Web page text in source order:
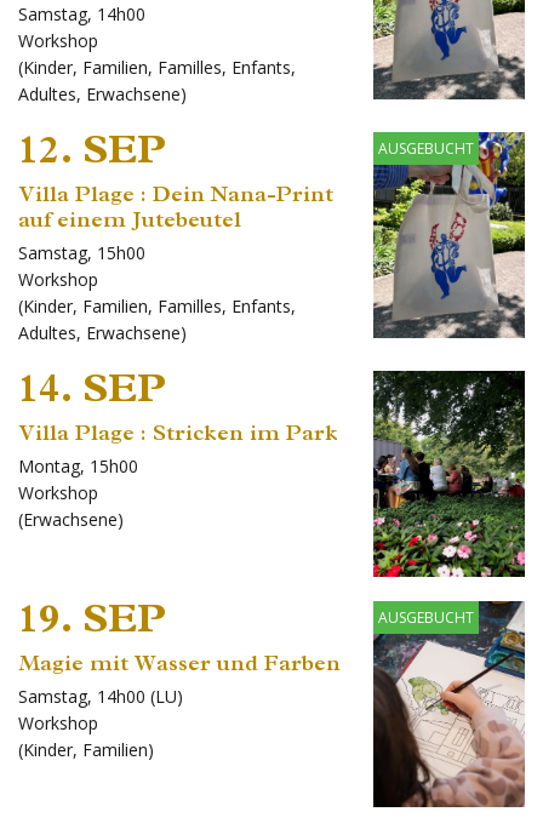
Samstag, 14h00
Workshop
(Kinder, Familien, Familles, Enfants,
Adultes, Erwachsene)
12. SEP AUSGEBUCHT
Villa Plage : Dein Nana-Print
auf einem Jutebeutel
Samstag, 15h00
Workshop
(Kinder, Familien, Familles, Enfants,
Adultes, Erwachsene)
14. SEP
Villa Plage : Stricken im Park
Montag, 15h00
Workshop
(Erwachsene)
19. SEP AUSGEBUCHT
Magie mit Wasser und Farben
Samstag, 14h00 (LU)
Workshop
(Kinder, Familien)